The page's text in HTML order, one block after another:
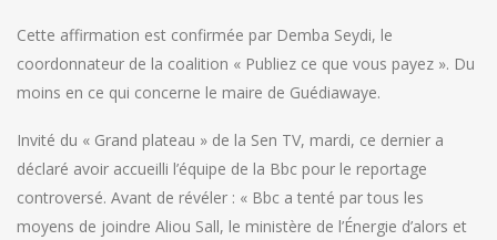
Cette affirmation est confirmée par Demba Seydi, le
coordonnateur de la coalition « Publiez ce que vous payez ». Du
moins en ce qui concerne le maire de Guédiawaye.
Invité du « Grand plateau » de la Sen TV, mardi, ce dernier a
déclaré avoir accueilli l’équipe de la Bbc pour le reportage
controversé. Avant de révéler : « Bbc a tenté par tous les
moyens de joindre Aliou Sall, le ministère de l’Énergie d’alors et